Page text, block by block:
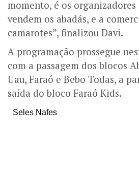
momento, é os organizadores
vendem os abadás, e a
camarotes”, finalizou Davi.
A programação prossegue
com a passagem dos blocos
Uau, Faraó e Bebo Todas, a
saída do bloco Faraó Kids.
Seles Nafes